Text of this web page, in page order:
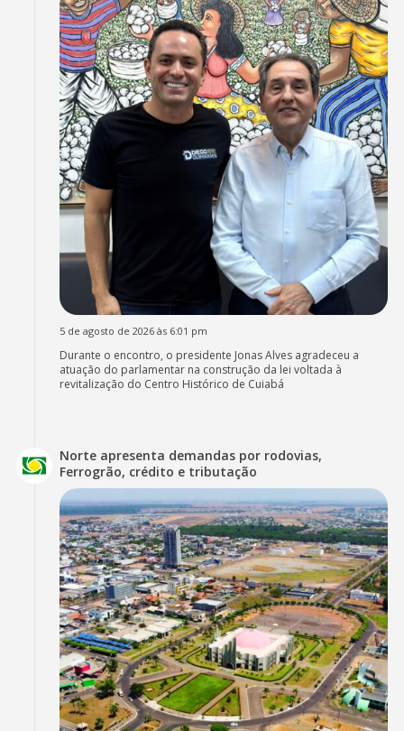
5 de agosto de 2026 às 6:01 pm
Durante o encontro, o presidente Jonas Alves agradeceu a
atuação do parlamentar na construção da lei voltada à
revitalização do Centro Histórico de Cuiabá
Norte apresenta demandas por rodovias,
Ferrogrão, crédito e tributação